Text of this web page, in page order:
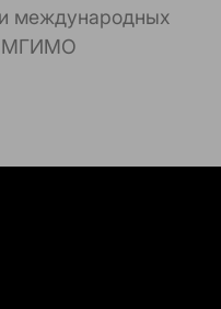
международных
МГИМО